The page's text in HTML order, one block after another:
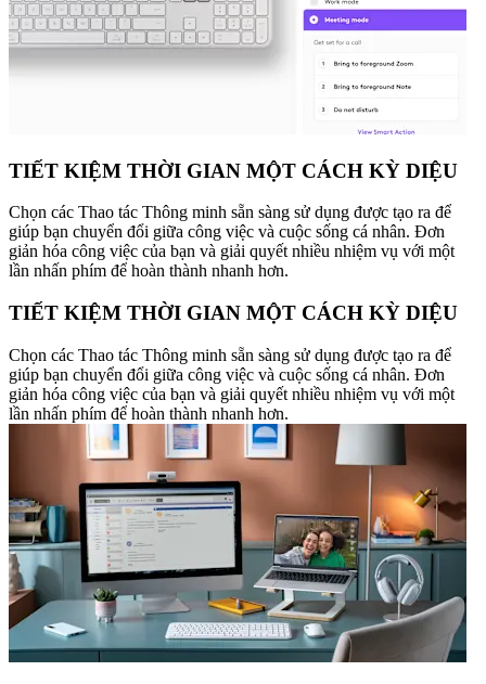
TIẾT KIỆM THỜI GIAN MỘT CÁCH KỲ DIỆU
Chọn các Thao tác Thông minh sẵn sàng sử dụng được tạo ra để
giúp bạn chuyển đổi giữa công việc và cuộc sống cá nhân. Đơn
giản hóa công việc của bạn và giải quyết nhiều nhiệm vụ với một
lần nhấn phím để hoàn thành nhanh hơn.
TIẾT KIỆM THỜI GIAN MỘT CÁCH KỲ DIỆU
Chọn các Thao tác Thông minh sẵn sàng sử dụng được tạo ra để
giúp bạn chuyển đổi giữa công việc và cuộc sống cá nhân. Đơn
giản hóa công việc của bạn và giải quyết nhiều nhiệm vụ với một
lần nhấn phím để hoàn thành nhanh hơn.